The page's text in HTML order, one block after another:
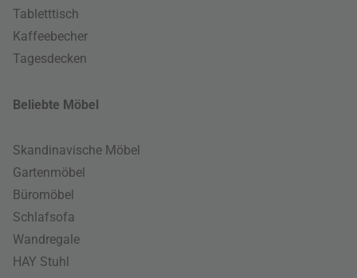
Tabletttisch
Kaffeebecher
Tagesdecken
Beliebte Möbel
Skandinavische Möbel
Gartenmöbel
Büromöbel
Schlafsofa
Wandregale
HAY Stuhl